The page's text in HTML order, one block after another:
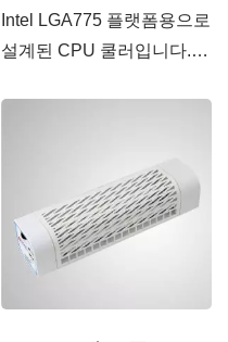
Intel LGA775 플랫폼용으로
설계된 CPU 쿨러입니다.고